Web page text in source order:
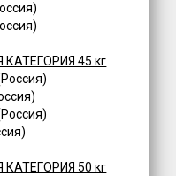
45 кг
50 кг